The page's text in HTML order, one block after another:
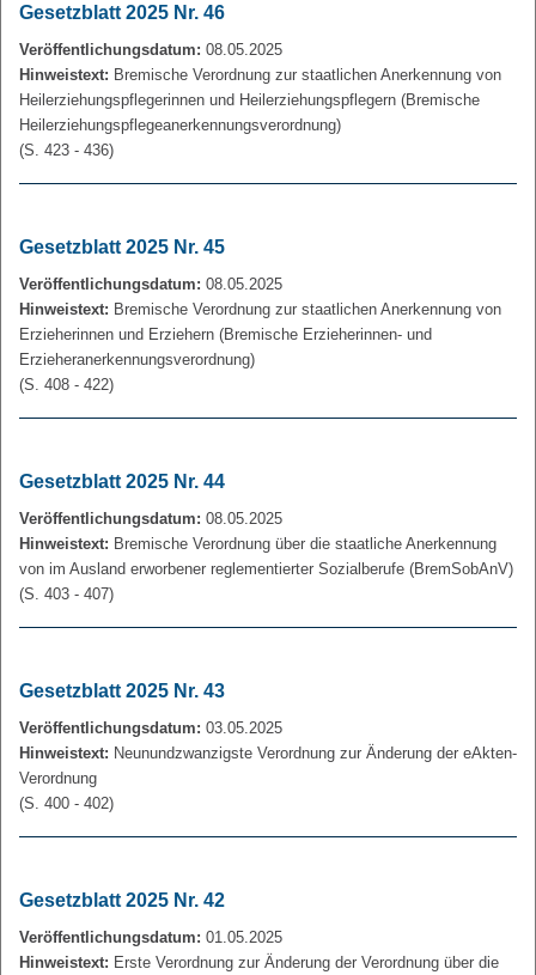
Gesetzblatt 2025 Nr. 46
Veröffentlichungsdatum: 08.05.2025
Hinweistext: Bremische Verordnung zur staatlichen Anerkennung von
Heilerziehungspflegerinnen und Heilerziehungspflegern (Bremische
Heilerziehungspflegeanerkennungsverordnung)
(S. 423 - 436)
Gesetzblatt 2025 Nr. 45
Veröffentlichungsdatum: 08.05.2025
Hinweistext: Bremische Verordnung zur staatlichen Anerkennung von
Erzieherinnen und Erziehern (Bremische Erzieherinnen- und
Erzieheranerkennungsverordnung)
(S. 408 - 422)
Gesetzblatt 2025 Nr. 44
Veröffentlichungsdatum: 08.05.2025
Hinweistext: Bremische Verordnung über die staatliche Anerkennung
von im Ausland erworbener reglementierter Sozialberufe (BremSobAnV)
(S. 403 - 407)
Gesetzblatt 2025 Nr. 43
Veröffentlichungsdatum: 03.05.2025
Hinweistext: Neunundzwanzigste Verordnung zur Änderung der eAkten-
Verordnung
(S. 400 - 402)
Gesetzblatt 2025 Nr. 42
Veröffentlichungsdatum: 01.05.2025
Hinweistext: Erste Verordnung zur Änderung der Verordnung über die